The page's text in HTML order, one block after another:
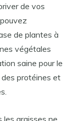
de vos
de plantes à
végétales
saine pour le
protéines et
les graisses ne